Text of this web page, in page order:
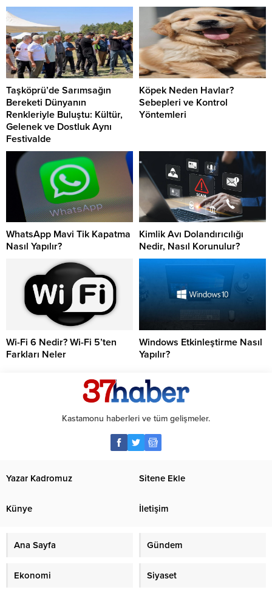
Taşköprü’de Sarımsağın
Bereketi Dünyanın
Renkleriyle Buluştu: Kültür,
Gelenek ve Dostluk Aynı
Festivalde
Köpek Neden Havlar?
Sebepleri ve Kontrol
Yöntemleri
WhatsApp Mavi Tik Kapatma
Nasıl Yapılır?
Kimlik Avı Dolandırıcılığı
Nedir, Nasıl Korunulur?
Wi-Fi 6 Nedir? Wi-Fi 5’ten
Farkları Neler
Windows Etkinleştirme Nasıl
Yapılır?
Kastamonu haberleri ve tüm gelişmeler.
Yazar Kadromuz Sitene Ekle
Künye İletişim
Ana Sayfa Gündem
Ekonomi Siyaset